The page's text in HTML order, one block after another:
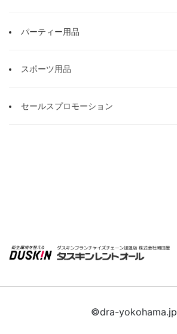
パーティー用品
スポーツ用品
セールスプロモーション
©dra-yokohama.jp